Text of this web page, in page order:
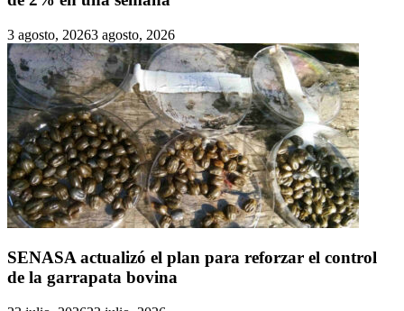
3 agosto, 20263 agosto, 2026
SENASA actualizó el plan para reforzar el control
de la garrapata bovina